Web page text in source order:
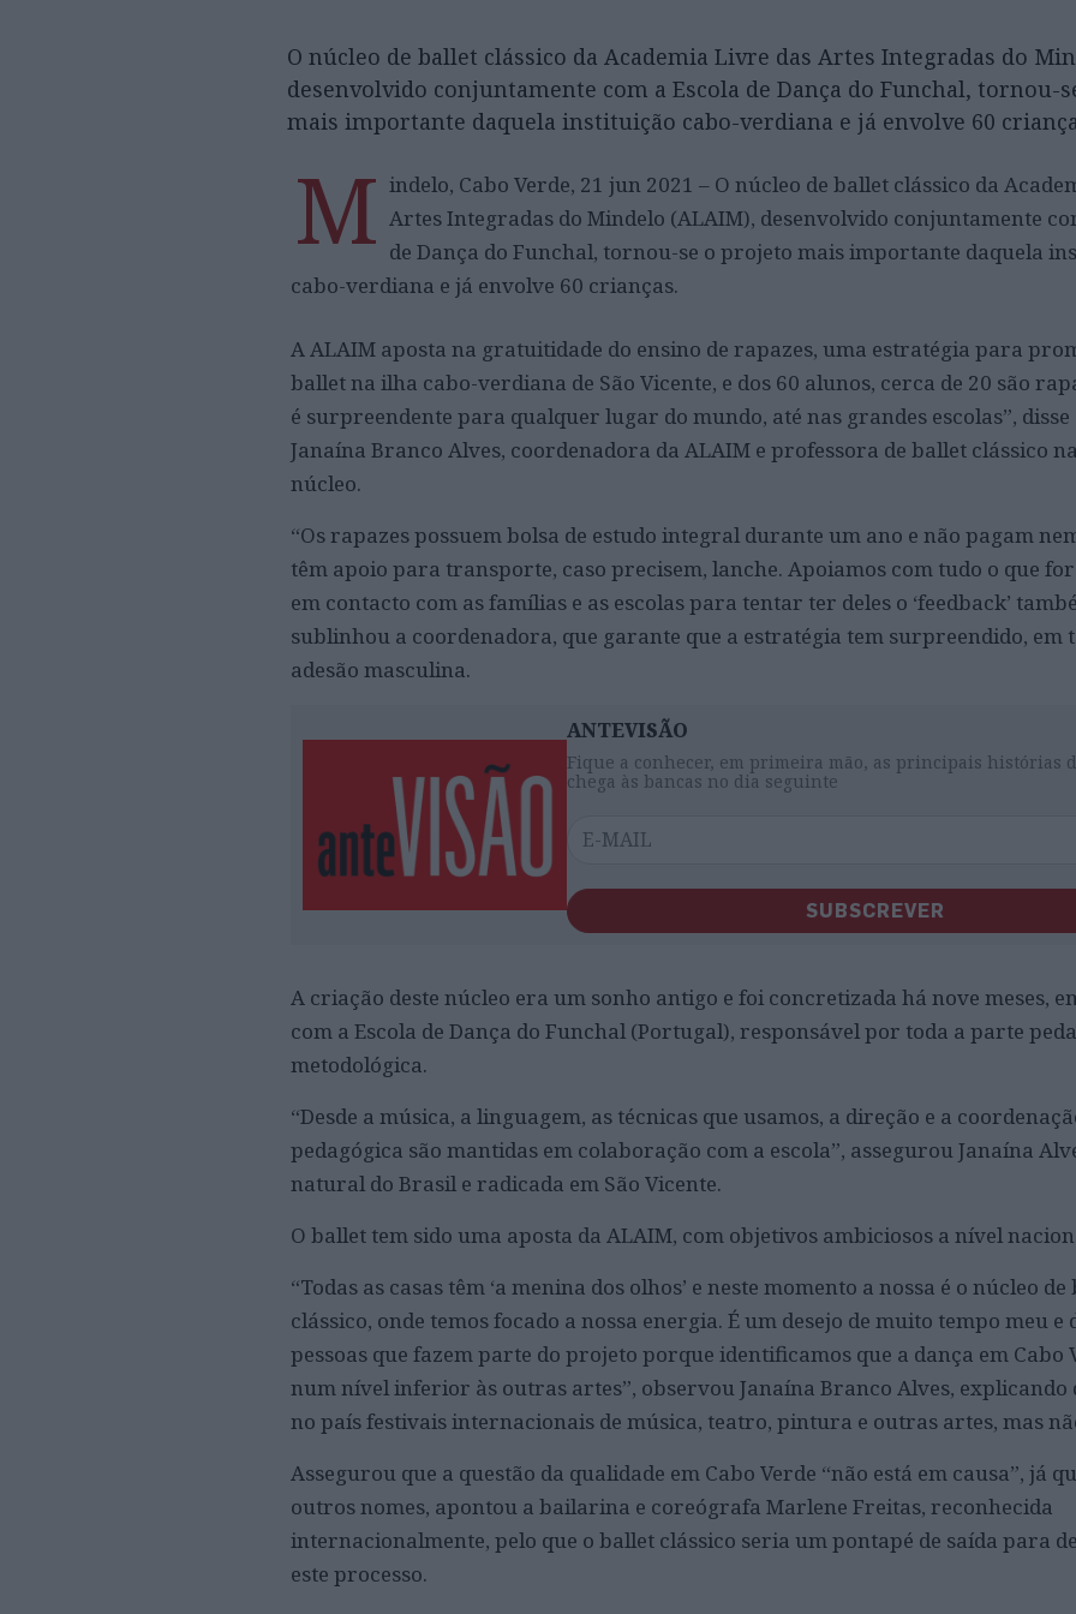
O núcleo de ballet clássico da Academia Livre das Artes Integradas do
desenvolvido conjuntamente com a Escola de Dança do Funchal, tornou-
mais importante daquela instituição cabo-verdiana e já envolve 60
M indelo, Cabo Verde, 21 jun 2021 – O núcleo de ballet clássico da
Artes Integradas do Mindelo (ALAIM), desenvolvido conjuntamente
de Dança do Funchal, tornou-se o projeto mais importante daquela
cabo-verdiana e já envolve 60 crianças.
A ALAIM aposta na gratuitidade do ensino de rapazes, uma estratégia para
ballet na ilha cabo-verdiana de São Vicente, e dos 60 alunos, cerca de 20 são
é surpreendente para qualquer lugar do mundo, até nas grandes escolas”, disse
Janaína Branco Alves, coordenadora da ALAIM e professora de ballet clássico
núcleo.
“Os rapazes possuem bolsa de estudo integral durante um ano e não pagam
têm apoio para transporte, caso precisem, lanche. Apoiamos com tudo o que
em contacto com as famílias e as escolas para tentar ter deles o ‘feedback’
sublinhou a coordenadora, que garante que a estratégia tem surpreendido, em
adesão masculina.
ANTEVISÃO
Fique a conhecer, em primeira mão, as principais histórias
chega às bancas no dia seguinte
SUBSCREVER
A criação deste núcleo era um sonho antigo e foi concretizada há nove meses,
com a Escola de Dança do Funchal (Portugal), responsável por toda a parte
metodológica.
“Desde a música, a linguagem, as técnicas que usamos, a direção e a
pedagógica são mantidas em colaboração com a escola”, assegurou Janaína
natural do Brasil e radicada em São Vicente.
O ballet tem sido uma aposta da ALAIM, com objetivos ambiciosos a nível
“Todas as casas têm ‘a menina dos olhos’ e neste momento a nossa é o núcleo
clássico, onde temos focado a nossa energia. É um desejo de muito tempo meu e
pessoas que fazem parte do projeto porque identificamos que a dança em Cabo
num nível inferior às outras artes”, observou Janaína Branco Alves, explicando
no país festivais internacionais de música, teatro, pintura e outras artes, mas
Assegurou que a questão da qualidade em Cabo Verde “não está em causa”, já
outros nomes, apontou a bailarina e coreógrafa Marlene Freitas, reconhecida
internacionalmente, pelo que o ballet clássico seria um pontapé de saída para
este processo.